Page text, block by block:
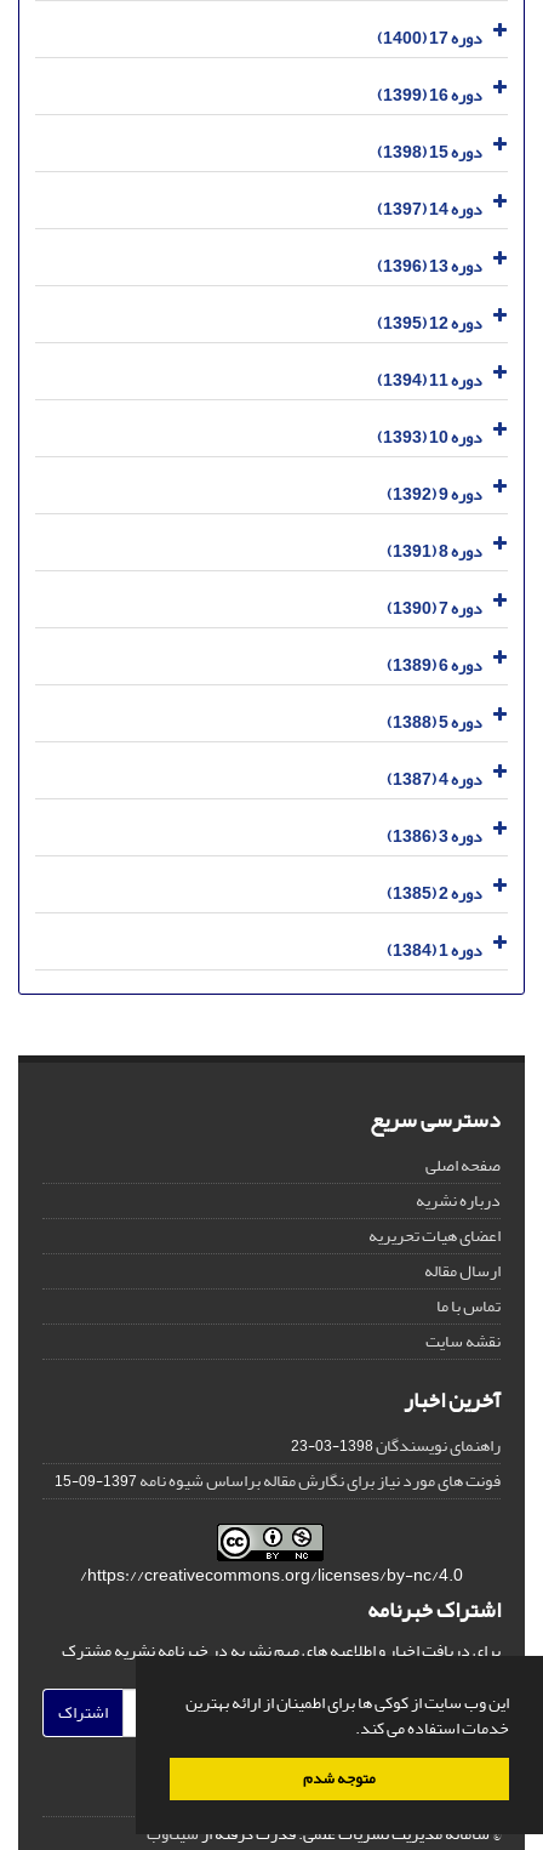
این وب سایت از کوکی ها برای اطمینان از ارائه بهترین
خدمات استفاده می کند.
متوجه شدم
دوره 17 (1400)
دوره 16 (1399)
دوره 15 (1398)
دوره 14 (1397)
دوره 13 (1396)
دوره 12 (1395)
دوره 11 (1394)
دوره 10 (1393)
دوره 9 (1392)
دوره 8 (1391)
دوره 7 (1390)
دوره 6 (1389)
دوره 5 (1388)
دوره 4 (1387)
دوره 3 (1386)
دوره 2 (1385)
دوره 1 (1384)
دسترسی سریع
صفحه اصلی
درباره نشریه
اعضای هیات تحریریه
ارسال مقاله
تماس با ما
نقشه سایت
آخرین اخبار
راهنمای نویسندگان1398-03-23
فونت های مورد نیاز برای نگارش مقاله براساس شیوه نامه1397-09-15
https://creativecommons.org/licenses/by-nc/4.0/
اشتراک خبرنامه
برای دریافت اخبار و اطلاعیه های مهم نشریه در خبرنامه نشریه مشترک
اشتراک
© سامانه مدیریت نشریات علمی.قدرت گرفته ازسیناوب